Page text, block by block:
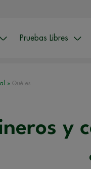
Pruebas Libres
» Qué es
y